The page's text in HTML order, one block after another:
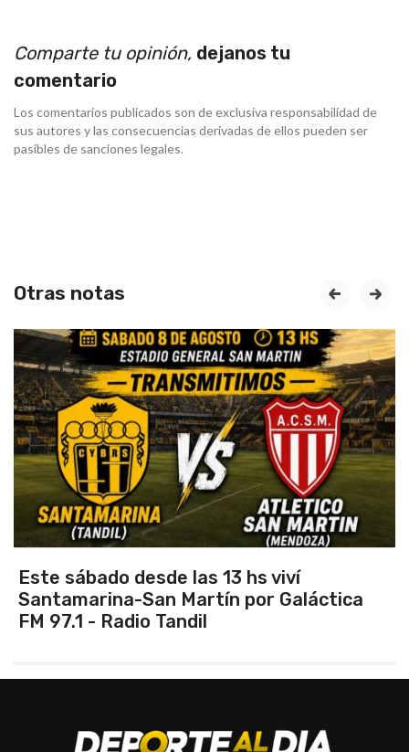
Comparte tu opinión, dejanos tu
comentario
Los comentarios publicados son de exclusiva responsabilidad de
sus autores y las consecuencias derivadas de ellos pueden ser
pasibles de sanciones legales.
Otras notas
Vuelve el torneo oficial de hockey
prev next